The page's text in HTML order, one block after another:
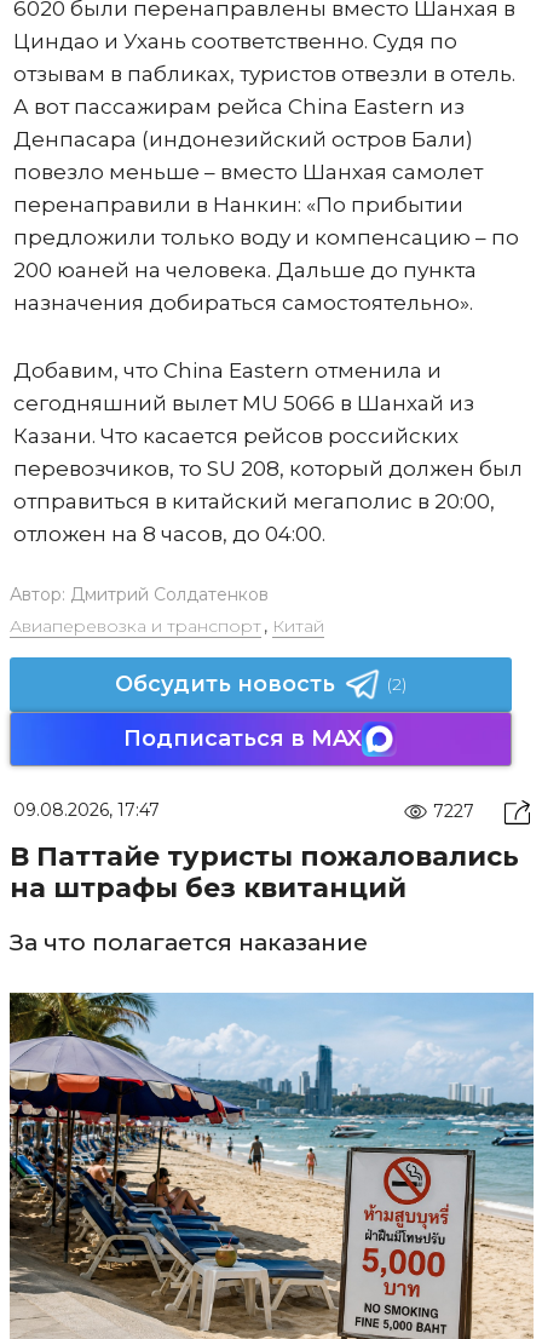
6020 были перенаправлены вместо Шанхая в
Циндао и Ухань соответственно. Судя по
отзывам в пабликах, туристов отвезли в отель.
А вот пассажирам рейса China Eastern из
Денпасара (индонезийский остров Бали)
повезло меньше – вместо Шанхая самолет
перенаправили в Нанкин: «По прибытии
предложили только воду и компенсацию – по
200 юаней на человека. Дальше до пункта
назначения добираться самостоятельно».
Добавим, что China Eastern отменила и
сегодняшний вылет MU 5066 в Шанхай из
Казани. Что касается рейсов российских
перевозчиков, то SU 208, который должен был
отправиться в китайский мегаполис в 20:00,
отложен на 8 часов, до 04:00.
Автор: Дмитрий Солдатенков
Авиаперевозка и транспорт, Китай
Обсудить новость (2)
Подписаться в MAX
09.08.2026, 17:47 7227
В Паттайе туристы пожаловались
на штрафы без квитанций
За что полагается наказание